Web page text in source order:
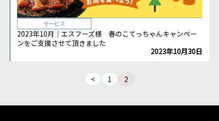
サービス
2023年10月｜エスフーズ様 春のこてっちゃんキャンペー
ンをご支援させて頂きました
2023年10月30日
< 1 2